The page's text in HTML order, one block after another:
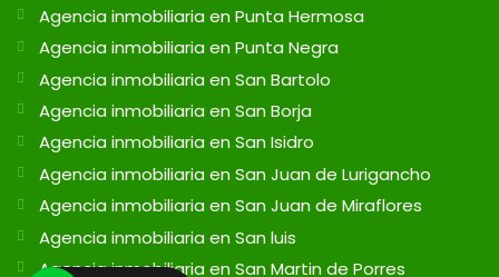
Agencia inmobiliaria en Punta Hermosa
Agencia inmobiliaria en Punta Negra
Agencia inmobiliaria en San Bartolo
Agencia inmobiliaria en San Borja
Agencia inmobiliaria en San Isidro
Agencia inmobiliaria en San Juan de Lurigancho
Agencia inmobiliaria en San Juan de Miraflores
Agencia inmobiliaria en San luis
Agencia inmobiliaria en San Martin de Porres